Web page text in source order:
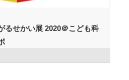
るせかい展 2020＠こども科